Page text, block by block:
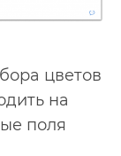
цветов
на
поля